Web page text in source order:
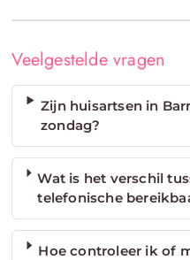
Veelgestelde vragen
Zijn huisartsen in
zondag?
Wat is het verschil
telefonische
Hoe controleer ik of